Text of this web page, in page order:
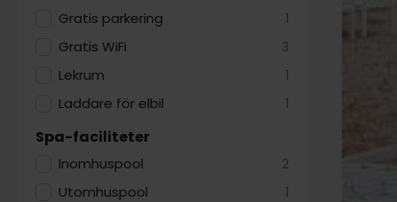
Gratis parkering 1
Gratis WiFi 3
Lekrum 1
Laddare för elbil 1
Spa-faciliteter
Inomhuspool 2
Utomhuspool 1